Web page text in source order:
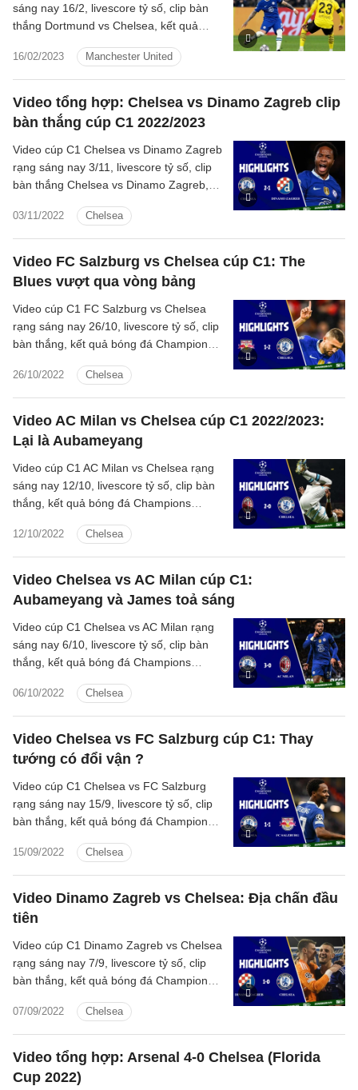
16/02/2023 Manchester United
sáng nay 16/2, livescore tỷ số, clip bàn
thắng Dortmund vs Chelsea, kết quả
hôm nay
Video tổng hợp: Chelsea vs Dinamo Zagreb clip
bàn thắng cúp C1 2022/2023
03/11/2022 Chelsea
Video cúp C1 Chelsea vs Dinamo Zagreb
rạng sáng nay 3/11, livescore tỷ số, clip
bàn thắng Chelsea vs Dinamo Zagreb,
2022 hôm nay
Video FC Salzburg vs Chelsea cúp C1: The
Blues vượt qua vòng bảng
26/10/2022 Chelsea
Video cúp C1 FC Salzburg vs Chelsea
rạng sáng nay 26/10, livescore tỷ số, clip
bàn thắng, kết quả bóng đá Champions
hôm nay
Video AC Milan vs Chelsea cúp C1 2022/2023:
Lại là Aubameyang
12/10/2022 Chelsea
Video cúp C1 AC Milan vs Chelsea rạng
sáng nay 12/10, livescore tỷ số, clip bàn
thắng, kết quả bóng đá Champions
nay
Video Chelsea vs AC Milan cúp C1:
Aubameyang và James toả sáng
06/10/2022 Chelsea
Video cúp C1 Chelsea vs AC Milan rạng
sáng nay 6/10, livescore tỷ số, clip bàn
thắng, kết quả bóng đá Champions
nay
Video Chelsea vs FC Salzburg cúp C1: Thay
tướng có đổi vận ?
15/09/2022 Chelsea
Video cúp C1 Chelsea vs FC Salzburg
rạng sáng nay 15/9, livescore tỷ số, clip
bàn thắng, kết quả bóng đá Champions
hôm nay
Video Dinamo Zagreb vs Chelsea: Địa chấn đầu
tiên
07/09/2022 Chelsea
Video cúp C1 Dinamo Zagreb vs Chelsea
rạng sáng nay 7/9, livescore tỷ số, clip
bàn thắng, kết quả bóng đá Champions
Chelsea hôm nay
Video tổng hợp: Arsenal 4-0 Chelsea (Florida
Cup 2022)